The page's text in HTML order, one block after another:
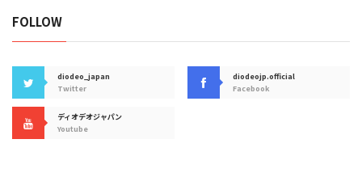
FOLLOW
diodeo_japan
Twitter
diodeojp.official
Facebook
ディオデオジャパン
Youtube